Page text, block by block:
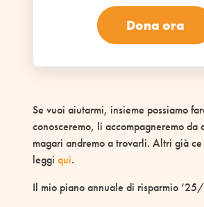
Dona ora
Se vuoi aiutarmi, insieme possiamo
conosceremo, li accompagneremo da
magari andremo a trovarli. Altri già ce
leggi qui.
Il mio piano annuale di risparmio